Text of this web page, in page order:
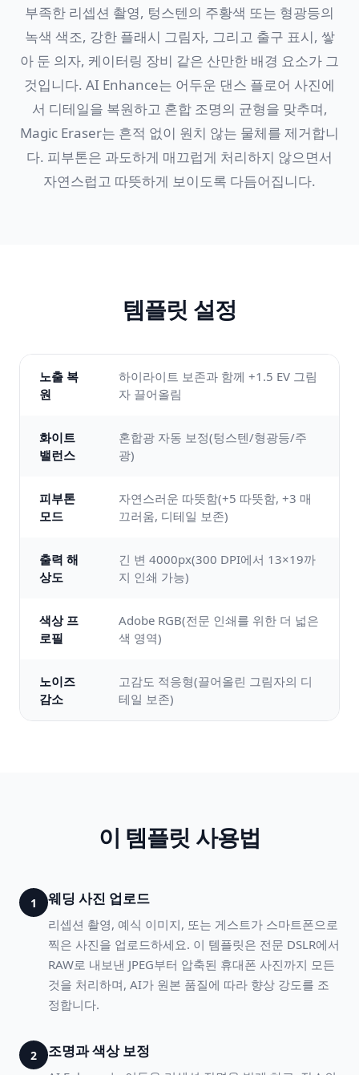
부족한 리셉션 촬영, 텅스텐의 주황색 또는 형광등의
녹색 색조, 강한 플래시 그림자, 그리고 출구 표시, 쌓
아 둔 의자, 케이터링 장비 같은 산만한 배경 요소가 그
것입니다. AI Enhance는 어두운 댄스 플로어 사진에
서 디테일을 복원하고 혼합 조명의 균형을 맞추며,
Magic Eraser는 흔적 없이 원치 않는 물체를 제거합니
다. 피부톤은 과도하게 매끄럽게 처리하지 않으면서
자연스럽고 따뜻하게 보이도록 다듬어집니다.
템플릿 설정
노출 복
원
하이라이트 보존과 함께 +1.5 EV 그림
자 끌어올림
화이트
밸런스
혼합광 자동 보정(텅스텐/형광등/주
광)
피부톤
모드
자연스러운 따뜻함(+5 따뜻함, +3 매
끄러움, 디테일 보존)
출력 해
상도
긴 변 4000px(300 DPI에서 13×19까
지 인쇄 가능)
색상 프
로필
Adobe RGB(전문 인쇄를 위한 더 넓은
색 영역)
노이즈
감소
고감도 적응형(끌어올린 그림자의 디
테일 보존)
이 템플릿 사용법
1 웨딩 사진 업로드
리셉션 촬영, 예식 이미지, 또는 게스트가 스마트폰으로
찍은 사진을 업로드하세요. 이 템플릿은 전문 DSLR에서
RAW로 내보낸 JPEG부터 압축된 휴대폰 사진까지 모든
것을 처리하며, AI가 원본 품질에 따라 향상 강도를 조
정합니다.
2 조명과 색상 보정